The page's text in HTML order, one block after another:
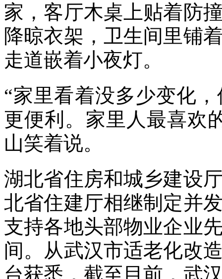
家，客厅木桌上贴着防
降晾衣架，卫生间里铺
走道嵌着小夜灯。
“家里看着没多少变化
更便利。家里人最喜欢
山笑着说。
湖北省住房和城乡建设
北省住建厅相继制定并
支持各地头部物业企业
间。从武汉市适老化改
台获悉，截至目前，武